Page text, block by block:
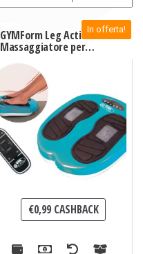
GYMForm Leg Action –
Massaggiatore per
Piedi e Gambe
In offerta!
€0,99CASHBACK